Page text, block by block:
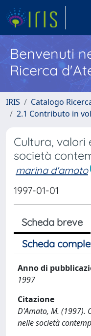
Benvenuti
Ricerca
IRIS Catalogo
2.1 Contributo in
Cultura, valori
società
marina d'amato
1997-01-01
Scheda breve
Scheda
Anno di
1997
Citazione
D'Amato, M. (1997).
nelle società